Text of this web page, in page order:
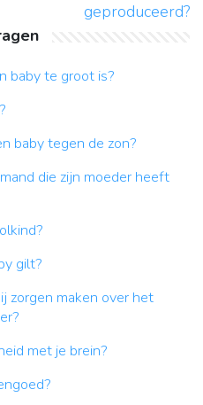
geproduceerd?
baby te groot is?
baby tegen de zon?
die zijn moeder heeft
gilt?
zorgen maken over het
met je brein?